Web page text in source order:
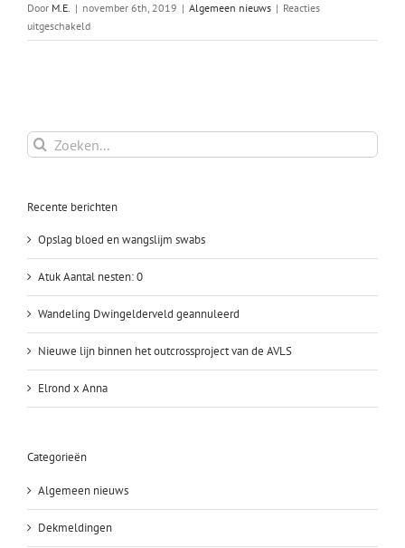
Door M.E. | november 6th, 2019 | Algemeen nieuws | Reacties
uitgeschakeldvoor
Leela’s
Zoeken
naar:
Recente berichten
Opslag bloed en wangslijm swabs
Atuk Aantal nesten: 0
Wandeling Dwingelderveld geannuleerd
Nieuwe lijn binnen het outcrossproject van de AVLS
Elrond x Anna
Categorieën
Algemeen nieuws
Dekmeldingen